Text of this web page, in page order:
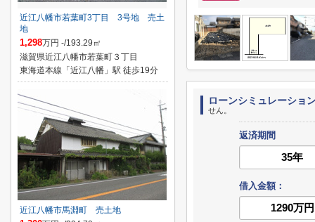
ローンシミュレーショ
せん。
返済期間
借入金額：
近江八幡市若葉町3丁目 3号地 売土
地
1,298万円 -/193.29㎡
滋賀県近江八幡市若葉町３丁目
東海道本線「近江八幡」駅 徒歩19分
近江八幡市馬淵町 売土地